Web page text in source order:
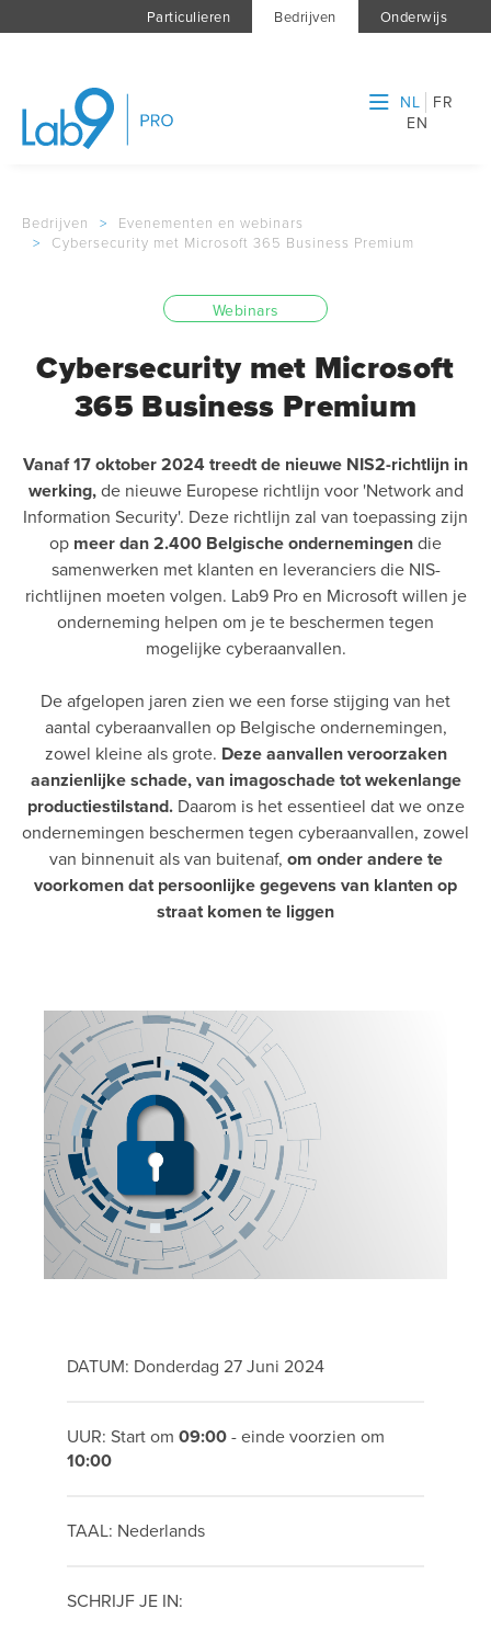
Particulieren Bedrijven Onderwijs
NL
FR
EN
Bedrijven >
Evenementen en webinars
>
Cybersecurity met Microsoft 365 Business Premium
Webinars
Cybersecurity met Microsoft
365 Business Premium
Vanaf 17 oktober 2024 treedt de nieuwe NIS2-richtlijn in
werking,de nieuwe Europese richtlijn voor 'Network and
Information Security'. Deze richtlijn zal van toepassing zijn
op meer dan 2.400 Belgische ondernemingendie
samenwerken met klanten en leveranciers die NIS-
richtlijnen moeten volgen. Lab9 Pro en Microsoft willen je
onderneming helpen om je te beschermen tegen
mogelijke cyberaanvallen.
De afgelopen jaren zien we een forse stijging van het
aantal cyberaanvallen op Belgische ondernemingen,
zowel kleine als grote. Deze aanvallen veroorzaken
aanzienlijke schade, van imagoschade tot wekenlange
productiestilstand.Daarom is het essentieel dat we onze
ondernemingen beschermen tegen cyberaanvallen, zowel
van binnenuit als van buitenaf, om onder andere te
voorkomen dat persoonlijke gegevens van klanten op
straat komen te liggen
DATUM: Donderdag 27 Juni 2024
UUR: Start om 09:00- einde voorzien om
10:00
TAAL: Nederlands
SCHRIJF JE IN: